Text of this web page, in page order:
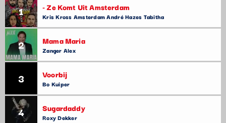
1 - Ze Komt Uit Amsterdam
Kris Kross Amsterdam André Hazes Tabitha
2 Mama Maria
Zanger Alex
3 Voorbij
Bo Kuiper
4 Sugardaddy
Roxy Dekker